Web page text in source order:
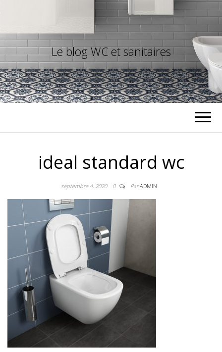
Le blog WC et sanitaires
ideal standard wc
septembre 4, 2020 0 ParADMIN